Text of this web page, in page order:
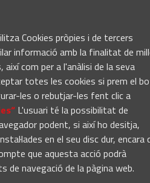
Cookies pròpies i de tercers
informació amb la finalitat de
com per a l'anàlisi de la seva
totes les cookies si prem el
les o rebutjar-les fent clic a
L'usuari té la possibilitat de
podent, si així ho desitja,
en el seu disc dur, encara
que aquesta acció podrà
de navegació de la pàgina web.
Municipal de
Sant Fruitós
Manresadiari.cat és un